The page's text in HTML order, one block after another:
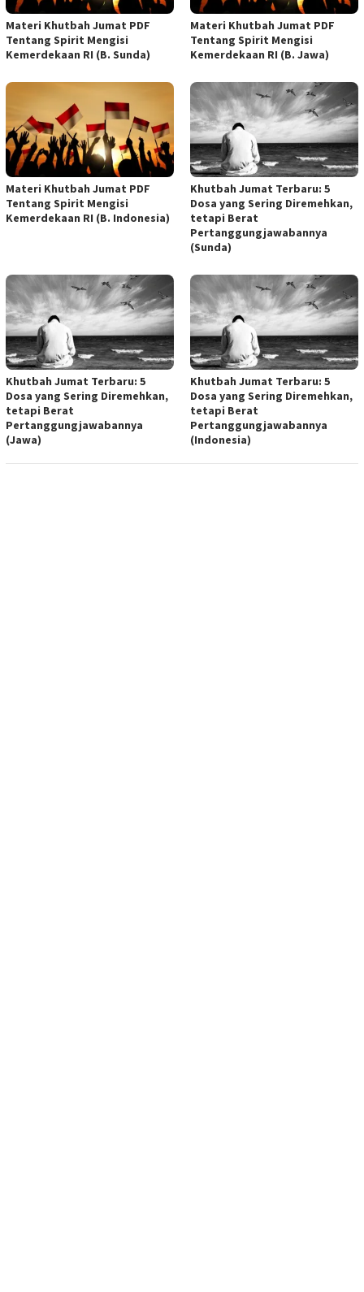
Materi Khutbah Jumat PDF
Tentang Spirit Mengisi
Kemerdekaan RI (B. Sunda)
Materi Khutbah Jumat PDF
Tentang Spirit Mengisi
Kemerdekaan RI (B. Jawa)
Materi Khutbah Jumat PDF
Tentang Spirit Mengisi
Kemerdekaan RI (B. Indonesia)
Khutbah Jumat Terbaru: 5
Dosa yang Sering Diremehkan,
tetapi Berat
Pertanggungjawabannya
(Sunda)
Khutbah Jumat Terbaru: 5
Dosa yang Sering Diremehkan,
tetapi Berat
Pertanggungjawabannya
(Jawa)
Khutbah Jumat Terbaru: 5
Dosa yang Sering Diremehkan,
tetapi Berat
Pertanggungjawabannya
(Indonesia)